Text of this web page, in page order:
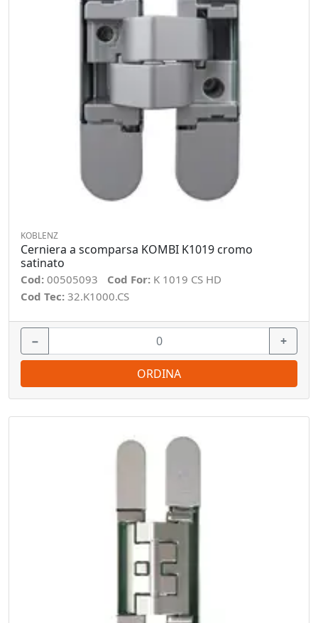
KOBLENZ
Cerniera a scomparsa KOMBI K1019 cromo
satinato
Cod: 00505093 Cod For: K 1019 CS HD
Cod Tec: 32.K1000.CS
− +
ORDINA